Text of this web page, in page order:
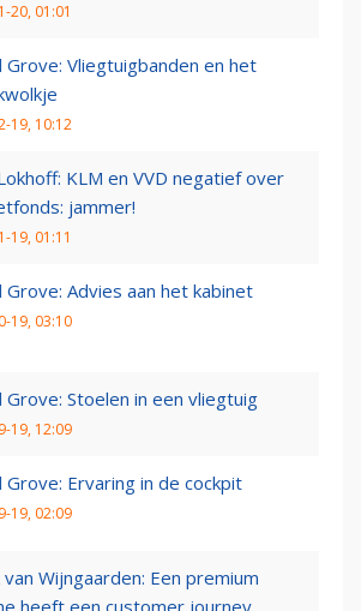
20, 01:01
Grove: Vliegtuigbanden en het
19, 10:12
KLM en VVD negatief over
jammer!
19, 01:11
Grove: Advies aan het kabinet
19, 03:10
Grove: Stoelen in een vliegtuig
19, 12:09
Grove: Ervaring in de cockpit
19, 02:09
van Wijngaarden: Een premium